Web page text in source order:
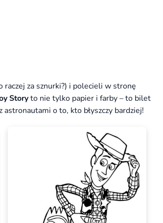
za sznurki?) i polecieli w stronę
Storyto nie tylko papier i farby – to bilet
o to, kto błyszczy bardziej!